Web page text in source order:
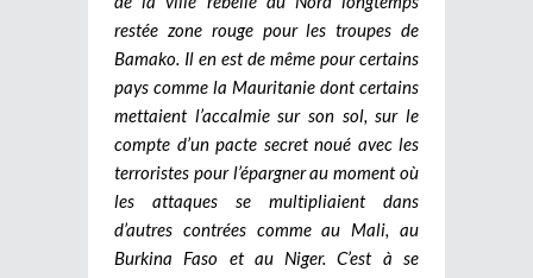
restée zone rouge pour les troupes de
Bamako. Il en est de même pour certains
pays comme la Mauritanie dont certains
mettaient l’accalmie sur son sol, sur le
compte d’un pacte secret noué avec les
terroristes pour l’épargner au moment où
les attaques se multipliaient dans
d’autres contrées comme au Mali, au
Burkina Faso et au Niger. C’est à se